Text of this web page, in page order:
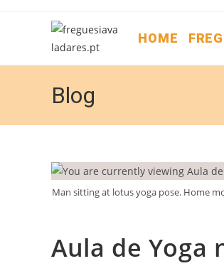
HOME
Blog
Man sitting at lotus yoga pose. Home
Aula de Yoga